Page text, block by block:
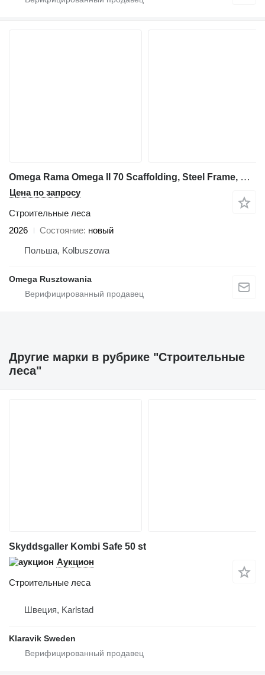
Omega Rama Omega II 70 Scaffolding, Steel Frame, Gerust
Цена по запросу
Строительные леса
2026
Состояние новый
Польша, Kolbuszowa
Omega Rusztowania
Другие марки в рубрике "Строительные
леса"
Skyddsgaller Kombi Safe 50 st
Аукцион
Строительные леса
Швеция, Karlstad
Klaravik Sweden